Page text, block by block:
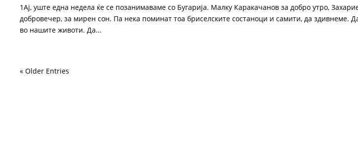
1Ај, уште една недела ќе се позанимаваме со Бугарија. Малку Каракачанов за добро утро,
добровечер, за мирен сон. Па нека поминат тоа бриселските состаноци и самити, да здивнеме.
во нашите животи. Да...
« Older Entries